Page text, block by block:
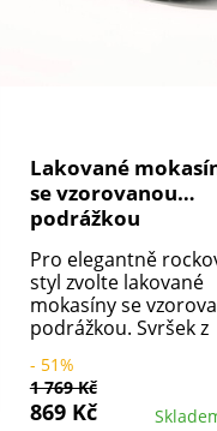
Lakované
se vzorovanou
podrážkou
Pro elegantně
styl zvolte lakované
mokasíny se
podrážkou. Svršek z
stélka. Na každé
pruženka pro snadné
obutí. Pevný opatek.
- 51%
1 769 Kč
869 Kč